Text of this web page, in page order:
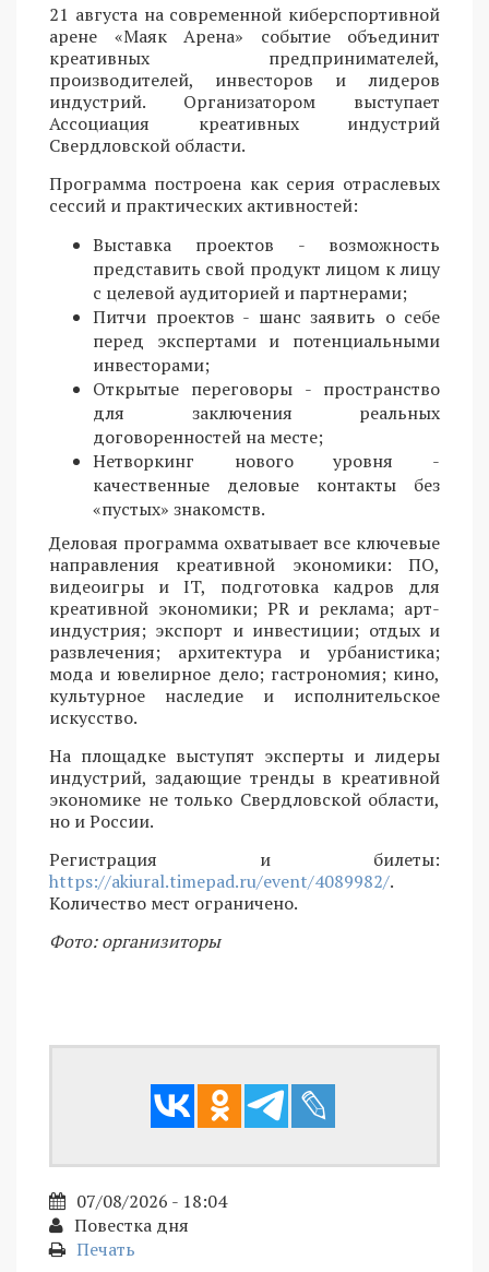
21 августа на современной киберспортивной
арене «Маяк Арена» событие объединит
креативных предпринимателей,
производителей, инвесторов и лидеров
индустрий. Организатором выступает
Ассоциация креативных индустрий
Свердловской области.
Программа построена как серия отраслевых
сессий и практических активностей:
Выставка проектов - возможность
представить свой продукт лицом к лицу
с целевой аудиторией и партнерами;
Питчи проектов - шанс заявить о себе
перед экспертами и потенциальными
инвесторами;
Открытые переговоры - пространство
для заключения реальных
договоренностей на месте;
Нетворкинг нового уровня -
качественные деловые контакты без
«пустых» знакомств.
Деловая программа охватывает все ключевые
направления креативной экономики: ПО,
видеоигры и IT, подготовка кадров для
креативной экономики; PR и реклама; арт-
индустрия; экспорт и инвестиции; отдых и
развлечения; архитектура и урбанистика;
мода и ювелирное дело; гастрономия; кино,
культурное наследие и исполнительское
искусство.
На площадке выступят эксперты и лидеры
индустрий, задающие тренды в креативной
экономике не только Свердловской области,
но и России.
Регистрация и билеты:
https://akiural.timepad.ru/event/4089982/.
Количество мест ограничено.
Фото: организиторы
07/08/2026 - 18:04
Повестка дня
Печать